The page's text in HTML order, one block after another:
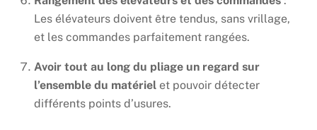
Les élévateurs doivent être tendus, sans vrillage,
et les commandes parfaitement rangées.
Avoir tout au long du pliage un regard sur
l’ensemble du matériel et pouvoir détecter
différents points d’usures.